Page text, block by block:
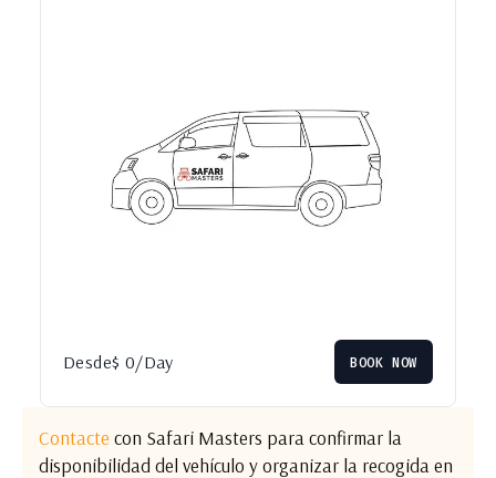
Desde$ 0/Day BOOK NOW
Contacte con Safari Masters para confirmar la
disponibilidad del vehículo y organizar la recogida en